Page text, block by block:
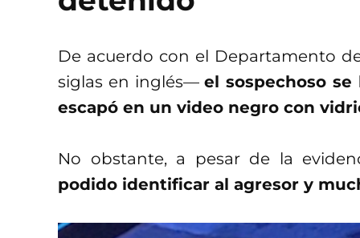
De acuerdo con el Departamento
siglas en inglés—el sospechoso
escapó en un video negro con
No obstante, a pesar de la
podido identificar al agresor y